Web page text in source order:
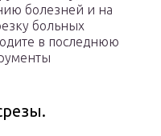
болезней и на
больных
в последнюю